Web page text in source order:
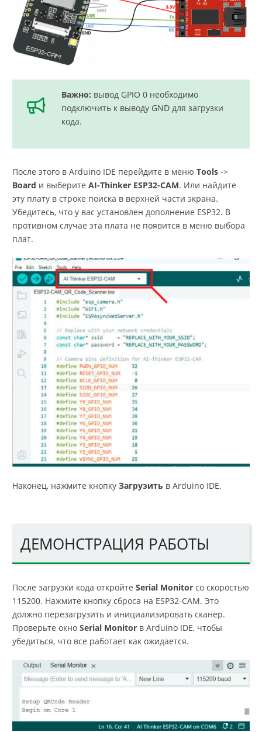
Важно: вывод GPIO 0 необходимо
подключить к выводу GND для загрузки
кода.
После этого в Arduino IDE перейдите в меню Tools ->
Board и выберите AI-Thinker ESP32-CAM. Или найдите
эту плату в строке поиска в верхней части экрана.
Убедитесь, что у вас установлен дополнение ESP32. В
противном случае эта плата не появится в меню выбора
плат.
Наконец, нажмите кнопку Загрузить в Arduino IDE.
ДЕМОНСТРАЦИЯ РАБОТЫ
После загрузки кода откройте Serial Monitor со скоростью
115200. Нажмите кнопку сброса на ESP32-CAM. Это
должно перезагрузить и инициализировать сканер.
Проверьте окно Serial Monitor в Arduino IDE, чтобы
убедиться, что все работает как ожидается.